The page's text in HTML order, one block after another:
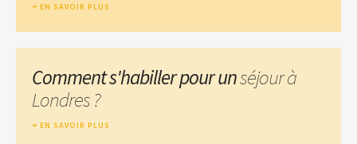
EN SAVOIR PLUS
Comment s'habiller pour unséjour à
Londres ?
EN SAVOIR PLUS